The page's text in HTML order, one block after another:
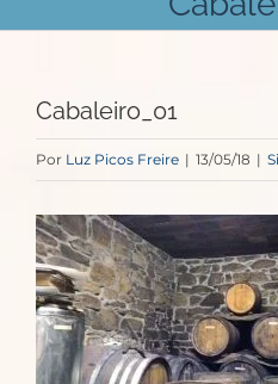
Cabaleiro_01
Por Luz Picos Freire | 13/05/18 |